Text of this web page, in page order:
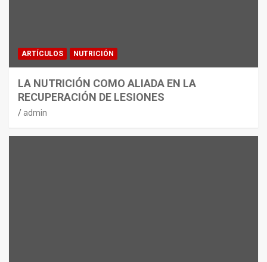
ARTÍCULOS NUTRICIÓN
LA NUTRICIÓN COMO ALIADA EN LA
RECUPERACIÓN DE LESIONES
admin